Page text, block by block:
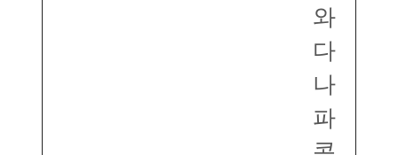
와
다
나
파